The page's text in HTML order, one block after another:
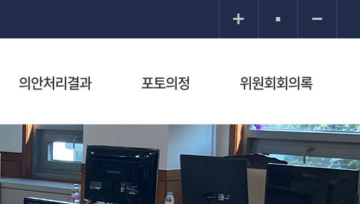
의안처리결과 포토의정 위원회회의록